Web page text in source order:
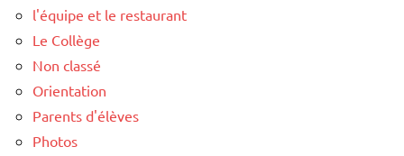
l'équipe et le restaurant
Le Collège
Non classé
Orientation
Parents d'élèves
Photos